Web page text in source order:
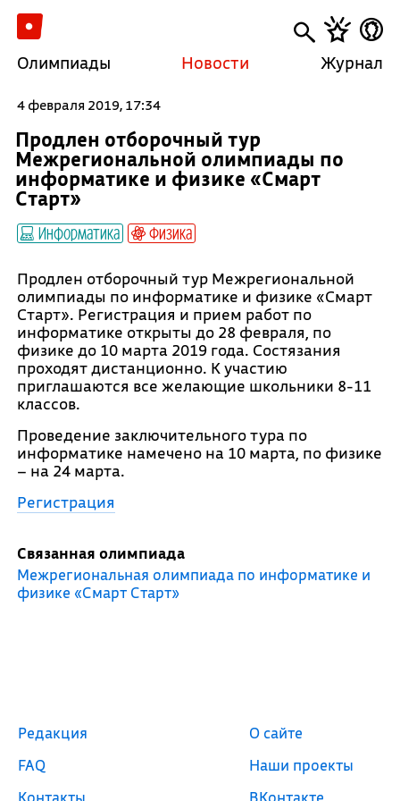
Олимпиады Новости Журнал
4 февраля 2019, 17:34
Продлен отборочный тур
Межрегиональной олимпиады по
информатике и физике «Смарт
Старт»
Информатика Физика
Продлен отборочный тур Межрегиональной
олимпиады по информатике и физике «Смарт
Старт». Регистрация и прием работ по
информатике открыты до 28 февраля, по
физике до 10 марта 2019 года. Состязания
проходят дистанционно. К участию
приглашаются все желающие школьники 8-11
классов.
Проведение заключительного тура по
информатике намечено на 10 марта, по физике
– на 24 марта.
Регистрация
Связанная олимпиада
Межрегиональная олимпиада по информатике и
физике «Смарт Старт»
Редакция
FAQ
Контакты
О сайте
Наши проекты
ВКонтакте